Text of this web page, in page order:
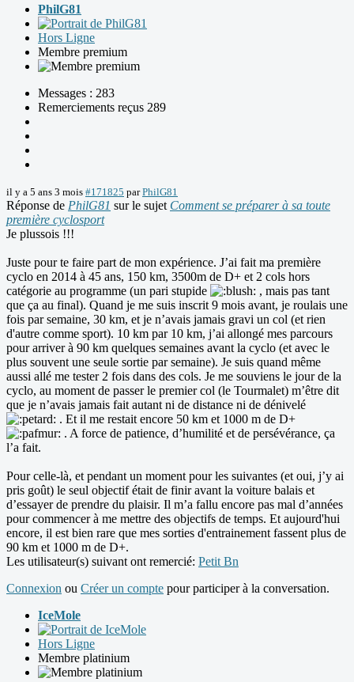
PhilG81
Hors Ligne
Membre premium
Messages : 283
Remerciements reçus 289
il y a 5 ans 3 mois #171825 parPhilG81
Réponse de PhilG81 sur le sujet Comment se préparer à sa toute
première cyclosport
Je plussois !!!
Juste pour te faire part de mon expérience. J’ai fait ma première
cyclo en 2014 à 45 ans, 150 km, 3500m de D+ et 2 cols hors
catégorie au programme (un pari stupide
, mais pas tant
que ça au final). Quand je me suis inscrit 9 mois avant, je roulais une
fois par semaine, 30 km, et je n’avais jamais gravi un col (et rien
d'autre comme sport). 10 km par 10 km, j’ai allongé mes parcours
pour arriver à 90 km quelques semaines avant la cyclo (et avec le
plus souvent une seule sortie par semaine). Je suis quand même
aussi allé me tester 2 fois dans des cols. Je me souviens le jour de la
cyclo, au moment de passer le premier col (le Tourmalet) m’être dit
que je n’avais jamais fait autant ni de distance ni de dénivelé
. Et il me restait encore 50 km et 1000 m de D+
. A force de patience, d’humilité et de persévérance, ça
l’a fait.
Pour celle-là, et pendant un moment pour les suivantes (et oui, j’y ai
pris goût) le seul objectif était de finir avant la voiture balais et
d’essayer de prendre du plaisir. Il m’a fallu encore pas mal d’années
pour commencer à me mettre des objectifs de temps. Et aujourd'hui
encore, il est bien rare que mes sorties d'entrainement fassent plus de
90 km et 1000 m de D+.
Les utilisateur(s) suivant ont remercié: Petit Bn
Connexion ou Créer un compte pour participer à la conversation.
IceMole
Hors Ligne
Membre platinium